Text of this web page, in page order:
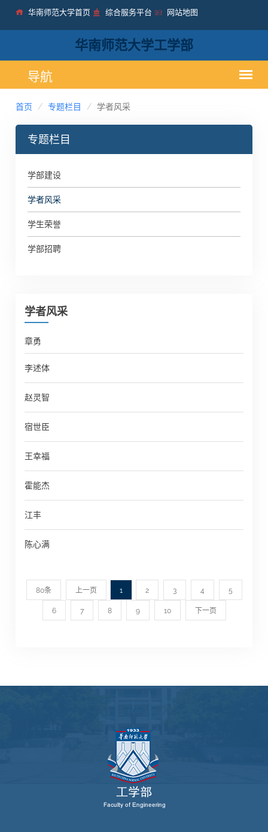
华南师范大学首页 综合服务平台 网站地图
华南师范大学工学部
首页 专题栏目 学者风采
专题栏目
学部建设
学者风采
学生荣誉
学部招聘
学者风采
章勇
李述体
赵灵智
宿世臣
王幸福
霍能杰
江丰
陈心满
80条 上一页 1 2 3 4 5
6 7 8 9 10 下一页